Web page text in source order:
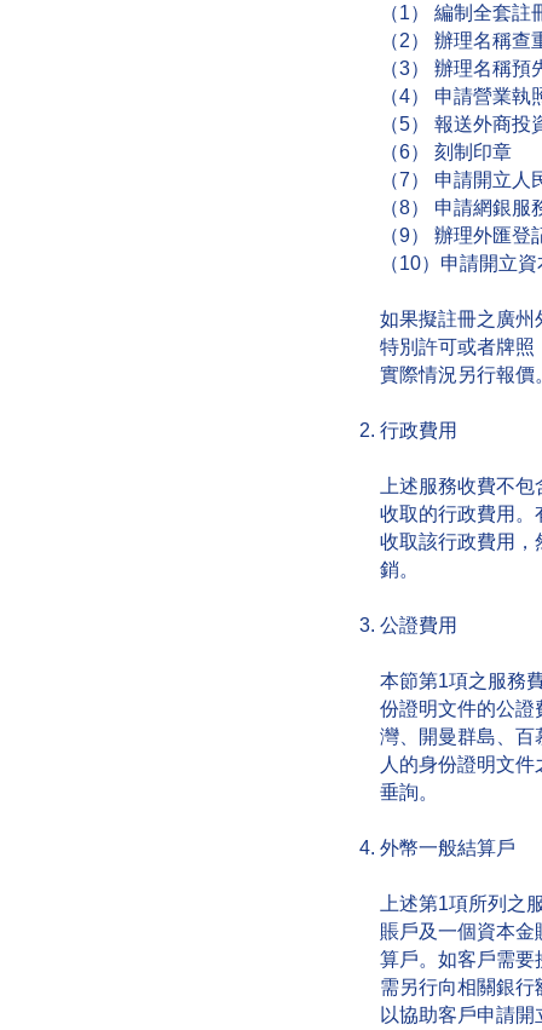
（1） 編制全套註
（2） 辦理名稱查
（3） 辦理名稱預
（4） 申請營業執
（5） 報送外商投
（6） 刻制印章
（7） 申請開立人
（8） 申請網銀服
（9） 辦理外匯登
（10）申請開立
如果擬註冊之廣州
特別許可或者牌照
實際情況另行報價
行政費用
上述服務收費不
收取的行政費用
收取該行政費用，
銷。
公證費用
本節第1項之服務
份證明文件的公證
灣、開曼群島、百
人的身份證明文
垂詢。
外幣一般結算戶
上述第1項所列之
賬戶及一個資本
算戶。如客戶需要
需另行向相關銀
以協助客戶申請